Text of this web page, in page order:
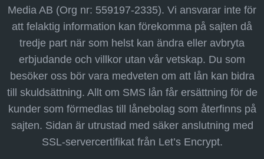
Media AB (Org nr: 559197-2335). Vi ansvarar inte för
att felaktig information kan förekomma på sajten då
tredje part när som helst kan ändra eller avbryta
erbjudande och villkor utan vår vetskap. Du som
besöker oss bör vara medveten om att lån kan bidra
till skuldsättning. Allt om SMS lån får ersättning för de
kunder som förmedlas till lånebolag som återfinns på
sajten. Sidan är utrustad med säker anslutning med
SSL-servercertifikat från Let’s Encrypt.